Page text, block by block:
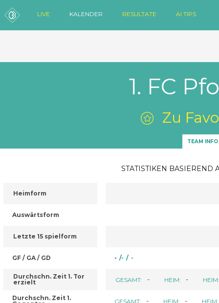
LIVE KALENDER RESULTATE AI TIPS
1. FC
Zu
TEAM INFO
STATISTIKEN BASIEREND
Heimform
Auswärtsform
Letzte 15 spielform
GF / GA / GD
Durchschn. Zeit 1. Tor
erzielt
Durchschn. Zeit 1.
- /- / -
GESAMT: - HEIM: - HEIM:
GESAMT: - HEIM: - HEIM: